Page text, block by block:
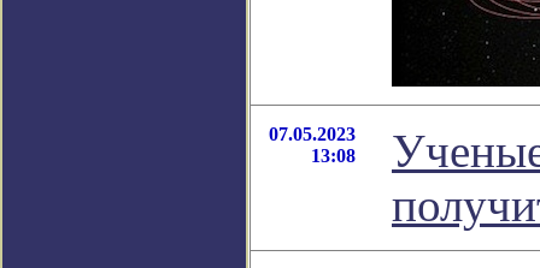
07.05.2023
13:08